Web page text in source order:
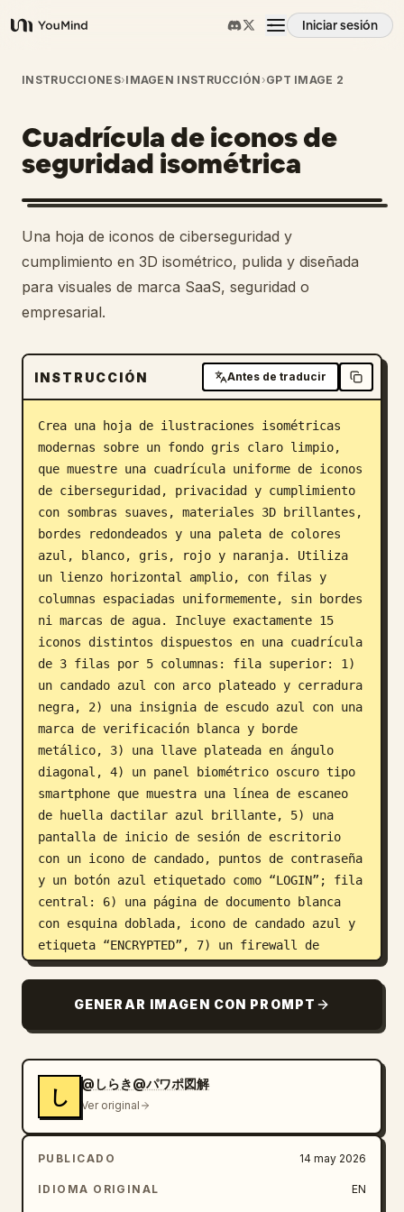
YouMind
Iniciar sesión
Resumen
Casos de uso
Habilidades
Prompts
Precios
Descargar
Blog
Actualizaciones
INSTRUCCIONES›IMAGEN INSTRUCCIÓN ›GPT IMAGE 2
Cuadrícula de iconos de
seguridad isométrica
Una hoja de iconos de ciberseguridad y
cumplimiento en 3D isométrico, pulida y diseñada
para visuales de marca SaaS, seguridad o
empresarial.
INSTRUCCIÓN Antes de traducir
Crea una hoja de ilustraciones isométricas
modernas sobre un fondo gris claro limpio,
que muestre una cuadrícula uniforme de iconos
de ciberseguridad, privacidad y cumplimiento
con sombras suaves, materiales 3D brillantes,
bordes redondeados y una paleta de colores
azul, blanco, gris, rojo y naranja. Utiliza
un lienzo horizontal amplio, con filas y
columnas espaciadas uniformemente, sin bordes
ni marcas de agua. Incluye exactamente 15
iconos distintos dispuestos en una cuadrícula
de 3 filas por 5 columnas: fila superior: 1)
un candado azul con arco plateado y cerradura
negra, 2) una insignia de escudo azul con una
marca de verificación blanca y borde
metálico, 3) una llave plateada en ángulo
diagonal, 4) un panel biométrico oscuro tipo
smartphone que muestra una línea de escaneo
de huella dactilar azul brillante, 5) una
pantalla de inicio de sesión de escritorio
con un icono de candado, puntos de contraseña
y un botón azul etiquetado como “LOGIN”; fila
central: 6) una página de documento blanca
con esquina doblada, icono de candado azul y
etiqueta “ENCRYPTED”, 7) un firewall de
ladrillos rojos con una llama naranja al
con lente azul montada en un pequeño soporte
de pared, 9) una tarjeta de identificación
texto y código de barras, 10) una señal de
advertencia triangular roja con signo de
exclamación negro; fila inferior: 11) una
torre de servidores oscura con luces de
estado de colores y una insignia de escudo
azul con marca de verificación al frente, 12)
GENERAR IMAGEN CON PROMPT
し
@しらき@パワポ図解
Ver original
PUBLICADO 14 may 2026
IDIOMA ORIGINAL EN